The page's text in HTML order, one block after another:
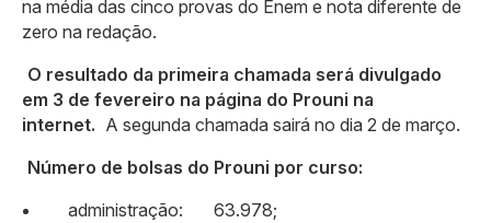
na média das cinco provas do Enem e nota diferente de
zero na redação.
O resultado da primeira chamada será divulgado
em 3 de fevereiro na página do Prouni na
internet. A segunda chamada sairá no dia 2 de março.
Número de bolsas do Prouni por curso:
administração: 63.978;